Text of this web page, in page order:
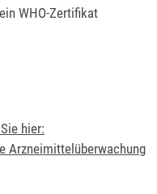
WHO-Zertifikat
hier:
Arzneimittelüberwachung